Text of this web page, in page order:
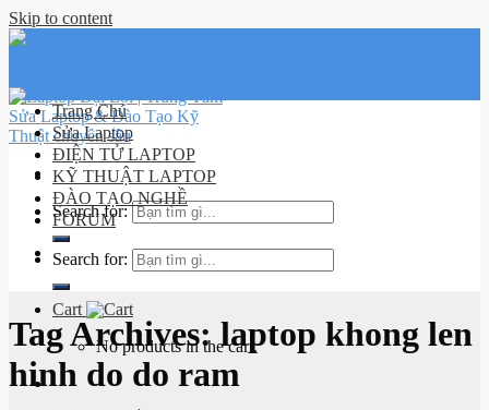
Skip to content
Search for:
Lịch sử
Cart
No products in the cart.
Trang Chủ
Sửa Laptop
ĐIỆN TỬ LAPTOP
KỸ THUẬT LAPTOP
ĐÀO TẠO NGHỀ
FORUM
Search for:
Tag Archives:laptop khong len
hinh do do ram